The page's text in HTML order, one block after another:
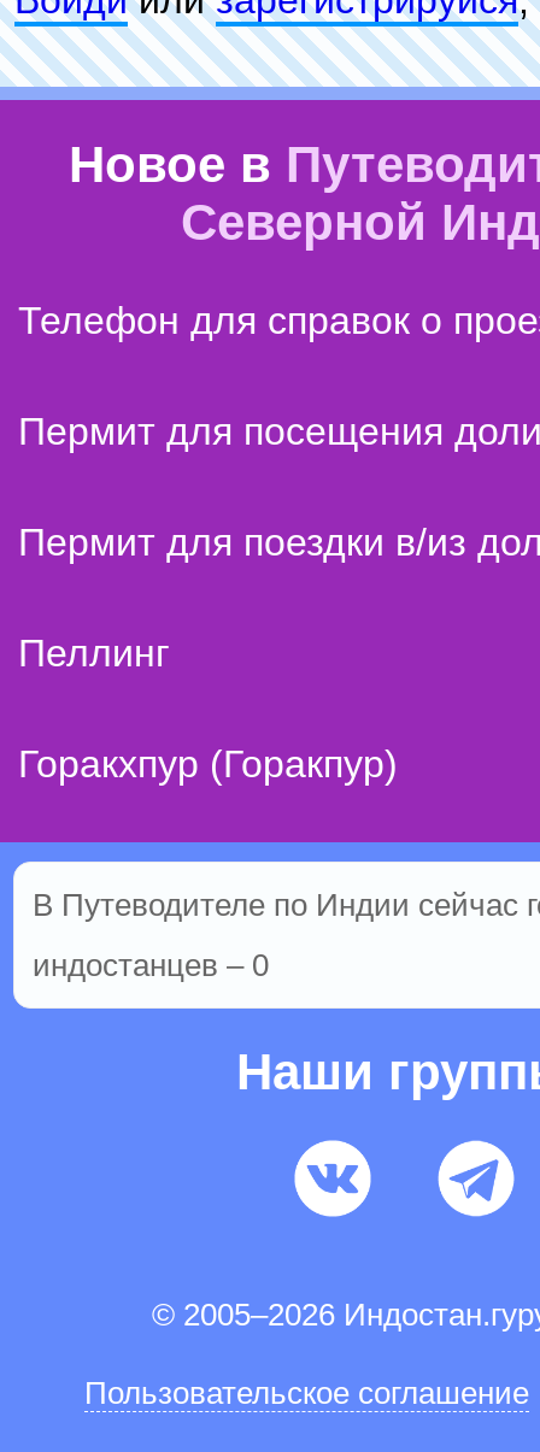
Новое в
Северной
Телефон для справок о
Пермит для посещения
Пермит для поездки в/из
Пеллинг
Горакхпур (Горакпур)
В Путеводителе по Индии сейчас
индостанцев – 0
Наши
© 2005–2026
Пользовательское соглашение